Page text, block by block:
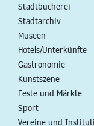
Stadtbücherei
Stadtarchiv
Museen
Hotels/Unterkünfte
Gastronomie
Kunstszene
Feste und Märkte
Sport
Vereine und